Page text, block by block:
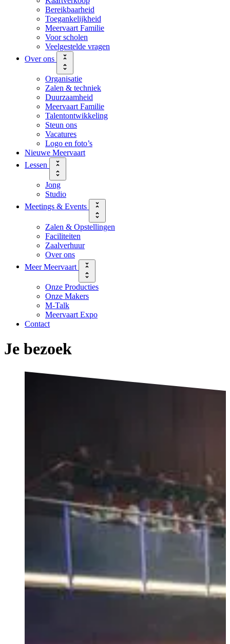
Bereikbaarheid
Toegankelijkheid
Meervaart Familie
Voor scholen
Veelgestelde vragen
Over ons
Organisatie
Zalen & techniek
Duurzaamheid
Meervaart Familie
Talentontwikkeling
Steun ons
Vacatures
Logo en foto’s
Nieuwe Meervaart
Lessen
Jong
Studio
Meetings & Events
Zalen & Opstellingen
Faciliteiten
Zaalverhuur
Over ons
Meer Meervaart
Onze Producties
Onze Makers
M-Talk
Meervaart Expo
Contact
Je bezoek